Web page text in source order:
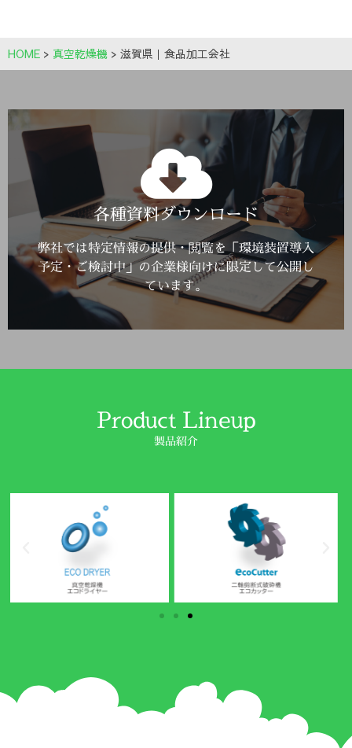
HOME > 真空乾燥機 > 滋賀県｜食品加工会社
各種資料ダウンロード
弊社では特定情報の提供・閲覧を「環境装置導入
予定・ご検討中」の企業様向けに限定して公開し
ています。
詳しくはこちら
Click Here
Product Lineup
製品紹介